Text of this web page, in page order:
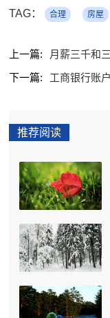
TAG： 合理 房屋
上一篇:
月薪三千和
下一篇:
工商银行账
推荐阅读